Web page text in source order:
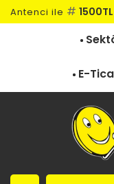
Antenci ile #
E-